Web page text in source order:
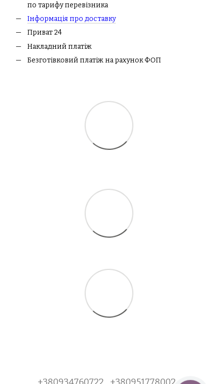
по тарифу перевізника
Інформація про доставку
Приват 24
Накладний платіж
Безготівковий платіж на рахунок ФОП